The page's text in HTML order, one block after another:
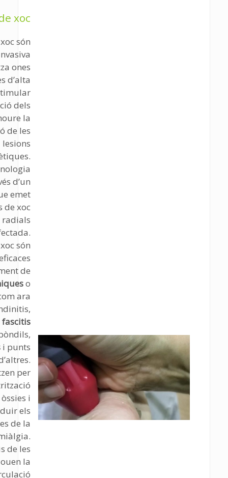
xoc
són
ones
d’alta
dels
la
de les
lesions
d’un
emet
de xoc
radials
són
de
o
ara
fascitis
i punts
per
i
els
de la
de les
la